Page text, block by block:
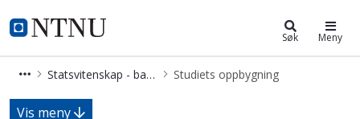
NTNU Hjemmeside
Statsvitenskap - bachelor Søk Meny
Statsvitenskap - bachelor Studiets oppbygning
Studiets oppbygning -
Vis meny